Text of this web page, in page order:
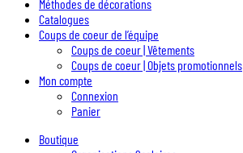
Méthodes de décorations
Catalogues
Coups de coeur de l’équipe
Coups de coeur | Vêtements
Coups de coeur | Objets promotionnels
Mon compte
Connexion
Panier
Boutique